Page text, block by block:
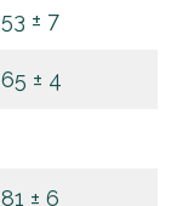
53 ± 7
65 ± 4
81 ± 6